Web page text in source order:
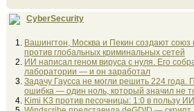
CyberSecurity
Вашингтон, Москва и Пекин создают союз
против глобальных криминальных сетей
ИИ написал геном вируса с нуля. Его
лаборатории — и он заработал
Задачу Гаусса не могли решить 224 года.
ошибка — один ноль, который значил не
Kimi K3 против песочницы: 1:0 в пользу ИИ